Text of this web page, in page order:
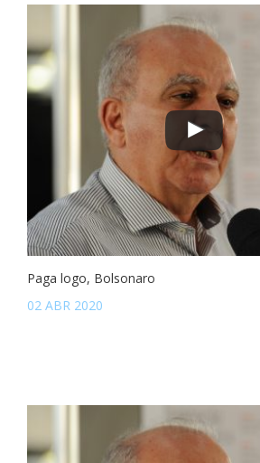
Paga logo, Bolsonaro
02 ABR 2020